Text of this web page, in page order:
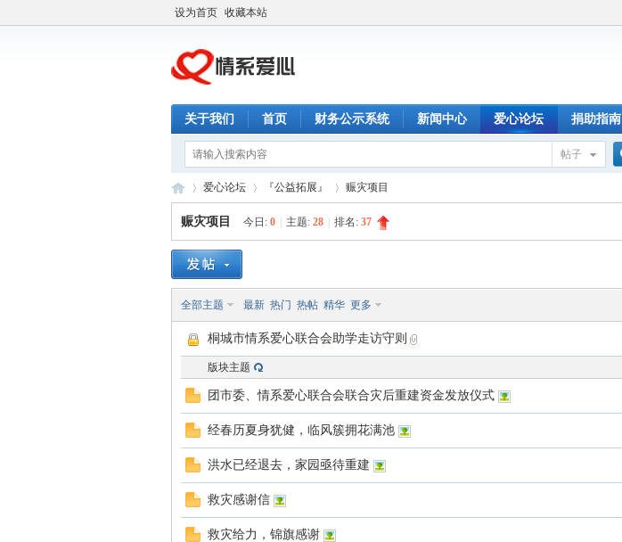
设为首页 收藏本站
关于我们 首页 财务公示系统 新闻中心 爱心论坛 捐助指南
帖子
»
爱心论坛 『公益拓展』 赈灾项目
赈灾项目 今日: 0 主题: 28 排名: 37
全部主题 最新 热门 热帖 精华 更多
桐城市情系爱心联合会助学走访守则
版块主题
团市委、情系爱心联合会联合灾后重建资金发放仪式
经春历夏身犹健，临风簇拥花满池
洪水已经退去，家园亟待重建
救灾感谢信
救灾给力，锦旗感谢